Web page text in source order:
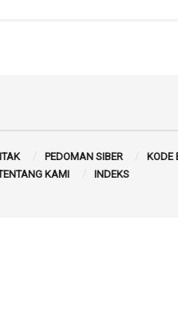
PEDOMAN SIBER
KODE
KAMI INDEKS